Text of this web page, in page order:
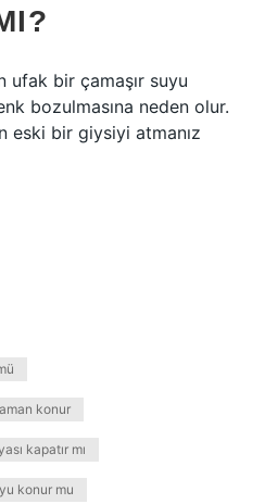
ufak bir çamaşır suyu
bozulmasına neden olur.
eski bir giysiyi atmanız
konur
kapatır mı
konur mu